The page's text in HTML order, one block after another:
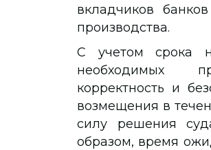
вкладчиков
производства.
С учетом срока
необходимых
корректность и
возмещения в
силу решения
образом, время